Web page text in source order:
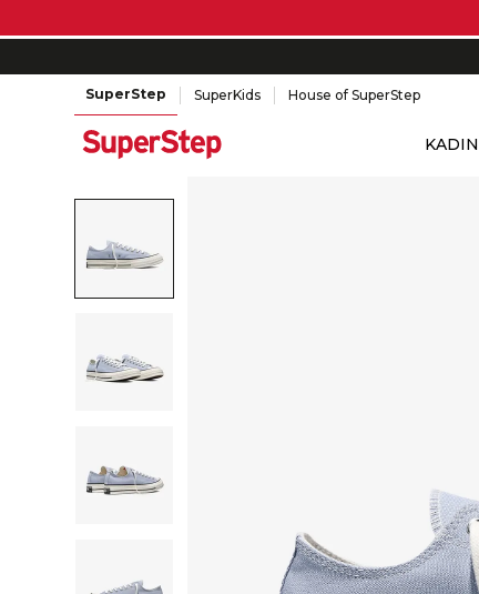
SuperStep SuperKids House of SuperStep
KADIN